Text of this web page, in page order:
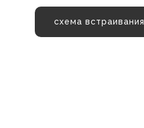
схема встраивания